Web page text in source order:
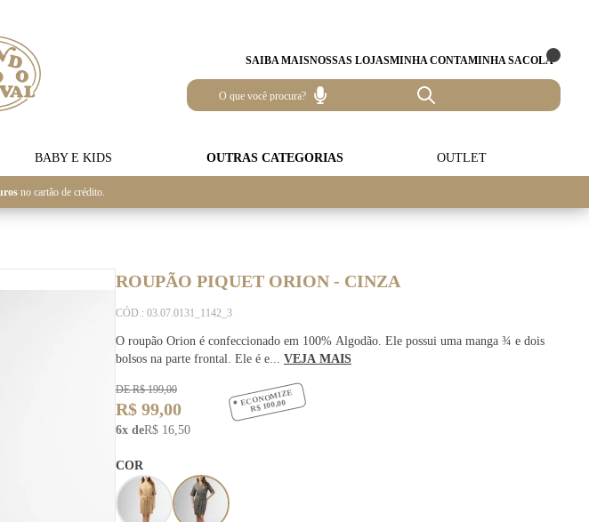
SAIBA MAISNOSSAS LOJASMINHA CONTAMINHA SACOLA
BABY E KIDS OUTRAS CATEGORIAS OUTLET
no cartão de crédito.
ROUPÃO PIQUET ORION - CINZA
CÓD.: 03.07.0131_1142_3
O roupão Orion é confeccionado em 100% Algodão. Ele possui uma manga ¾ e dois
bolsos na parte frontal. Ele é e... VEJA MAIS
DE R$ 199,00
R$ 99,00
6x deR$ 16,50
ECONOMIZE
R$ 100,00
COR